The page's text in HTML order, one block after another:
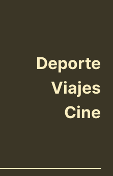
Deporte
Viajes
Cine